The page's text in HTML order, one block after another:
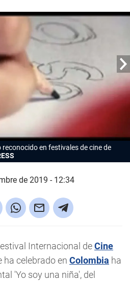
en festivales de cine de
de 2019 - 12:34
Internacional deCine
ha celebrado en Colombia ha
'Yo soy una niña', del